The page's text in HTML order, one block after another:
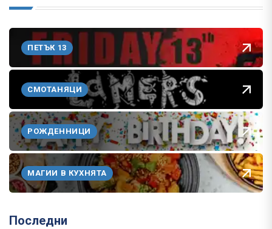
ПЕТЪК 13
СМОТАНЯЦИ
РОЖДЕННИЦИ
МАГИИ В КУХНЯТА
Последни